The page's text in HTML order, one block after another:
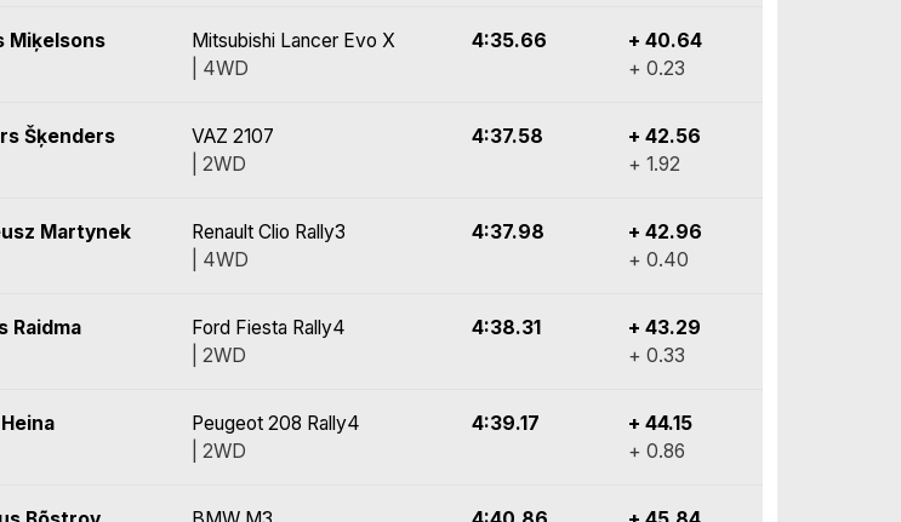
Miķelsons
Mitsubishi Lancer Evo X
| 4WD
4:35.66
+ 40.64
+ 0.23
Šķenders
VAZ 2107
| 2WD
4:37.58
+ 42.56
+ 1.92
Martynek
Renault Clio Rally3
| 4WD
4:37.98
+ 42.96
+ 0.40
Raidma
Ford Fiesta Rally4
| 2WD
4:38.31
+ 43.29
+ 0.33
Peugeot 208 Rally4
| 2WD
4:39.17
+ 44.15
+ 0.86